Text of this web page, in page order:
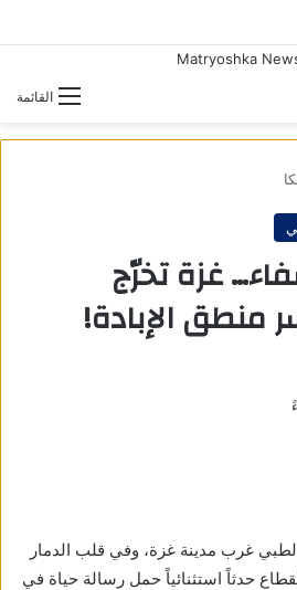
القائمة
غزة تخرّج
منطق الإبادة!
غرب مدينة غزة، وفي قلب الدمار
حدثاً استثنائياً حمل رسالة حياة في